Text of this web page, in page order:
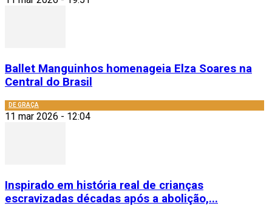
Ballet Manguinhos homenageia Elza Soares na
Central do Brasil
DE GRAÇA
11 mar 2026 - 12:04
Inspirado em história real de crianças
escravizadas décadas após a abolição,...